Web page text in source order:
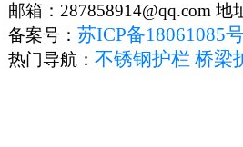
邮箱：287858914@qq.com
备案号： 苏ICP备18061085
热门导航： 不锈钢护栏 桥梁